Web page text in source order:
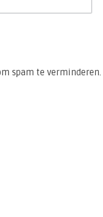
spam te verminderen.